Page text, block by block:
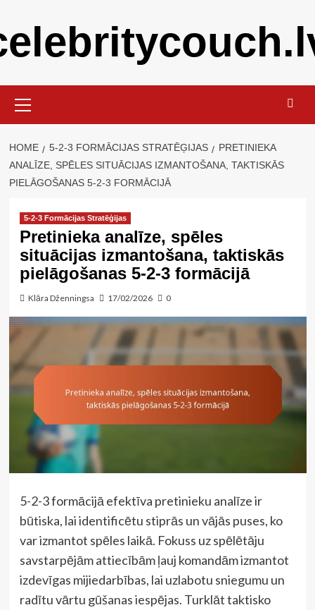
content
Menu
HOME 5-2-3 FORMĀCIJAS STRATĒĢIJAS
PRETINIEKA
ANALĪZE, SPĒLES SITUĀCIJAS IZMANTOŠANA, TAKTISKĀS
PIELĀGOŠANAS 5-2-3 FORMĀCIJĀ
5-2-3 Formācijas Stratēģijas
Pretinieka analīze, spēles
situācijas izmantošana, taktiskās
pielāgošanas 5-2-3 formācijā
Klāra Dženningsa 17/02/2026 0
5-2-3 formācijā efektīva pretinieku analīze ir
būtiska, lai identificētu stiprās un vājās puses, ko
var izmantot spēles laikā. Fokuss uz spēlētāju
savstarpējām attiecībām ļauj komandām izmantot
izdevīgas mijiedarbības, lai uzlabotu sniegumu un
radītu vārtu gūšanas iespējas. Turklāt taktisko